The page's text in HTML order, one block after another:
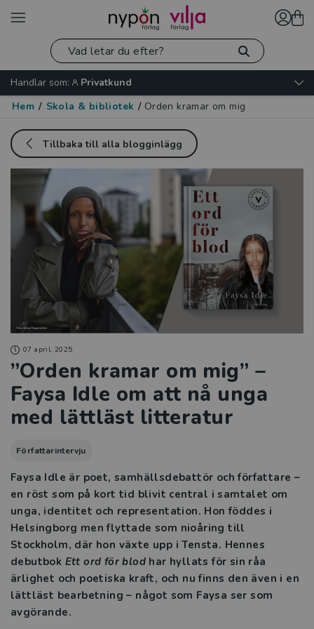
Handlar som:
Privatkund
Hem / Skola & bibliotek / Orden kramar om mig
Tillbaka till alla blogginlägg
07 april, 2025
”Orden kramar om mig” –
Faysa Idle om att nå unga
med lättläst litteratur
Författarintervju
Faysa Idle är poet, samhällsdebattör och författare –
en röst som på kort tid blivit central i samtalet om
unga, identitet och representation. Hon föddes i
Helsingborg men flyttade som nioåring till
Stockholm, där hon växte upp i Tensta. Hennes
debutbok Ett ord för blod har hyllats för sin råa
ärlighet och poetiska kraft, och nu finns den även i en
lättläst bearbetning – något som Faysa ser som
avgörande.